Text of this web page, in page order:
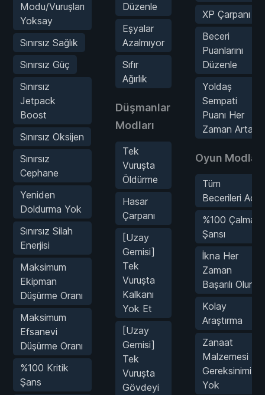
Modu/Vuruşları
Yoksay
Sınırsız Sağlık
Sınırsız Güç
Sınırsız
Jetpack
Boost
Sınırsız Oksijen
Sınırsız
Cephane
Yeniden
Doldurma Yok
Sınırsız Silah
Enerjisi
Maksimum
Ekipman
Düşürme Oranı
Maksimum
Efsanevi
Düşürme Oranı
%100 Kritik
Şans
Düzenle
Eşyalar
Azalmıyor
Sıfır
Ağırlık
Düşmanlar
Modları
Tek
Vuruşta
Öldürme
Hasar
Çarpanı
[Uzay
Gemisi]
Tek
Vuruşta
Kalkanı
Yok Et
[Uzay
Gemisi]
Tek
Vuruşta
Gövdeyi
XP Çarpanı
Beceri
Puanlarını
Düzenle
Yoldaş
Sempati
Puanı Her
Zaman Artar
Oyun Modları
Tüm
Becerileri Aç
%100 Çalma
Şansı
İkna Her
Zaman
Başarılı Olur
Kolay
Araştırma
Zanaat
Malzemesi
Gereksinimi
Yok